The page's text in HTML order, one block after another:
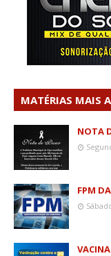
MATÉRIAS MAIS
NOTA
FPM